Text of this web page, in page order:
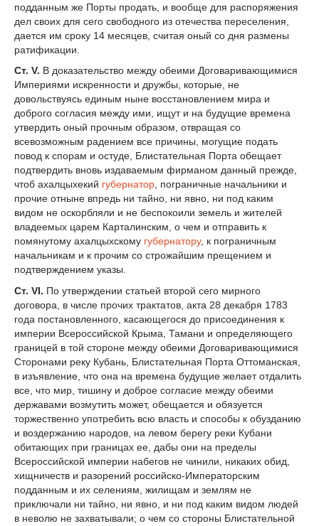
подданным же Порты продать, и вообще для распоряжения
дел своих для сего свободного из отечества переселения,
дается им сроку 14 месяцев, считая оный со дня размены
ратификации.
Ст. V. В доказательство между обеими Договаривающимися
Империями искренности и дружбы, которые, не
довольствуясь единым ныне восстановлением мира и
доброго согласия между ими, ищут и на будущие времена
утвердить оный прочным образом, отвращая со
всевозможным радением все причины, могущие подать
повод к спорам и остуде, Блистательная Порта обещает
подтвердить вновь издаваемым фирманом данный прежде,
чтоб ахалцыхекий губернатор, пограничные начальники и
прочие отныне впредь ни тайно, ни явно, ни под каким
видом не оскорбляли и не беспокоили земель и жителей
владеемых царем Карталинским, о чем и отправить к
помянутому ахалцыхскому губернатору, к пограничным
начальникам и к прочим со строжайшим прещением и
подтверждением указы.
Ст. VI. По утверждении статьей второй сего мирного
договора, в числе прочих трактатов, акта 28 декабря 1783
года постановленного, касающегося до присоединения к
империи Всероссийской Крыма, Тамани и определяющего
границей в той стороне между обеими Договаривающимися
Сторонами реку Кубань, Блистательная Порта Оттоманская,
в изъявление, что она на времена будущие желает отдалить
все, что мир, тишину и доброе согласие между обеими
державами возмутить может, обещается и обязуется
торжественно употребить всю власть и способы к обузданию
и воздержанию народов, на левом берегу реки Кубани
обитающих при границах ее, дабы они на пределы
Всероссийской империи набегов не чинили, никаких обид,
хищничеств и разорений российско-Императорским
подданным и их селениям, жилищам и землям не
приключали ни тайно, ни явно, и ни под каким видом людей
в неволю не захватывали; о чем со стороны Блистательной